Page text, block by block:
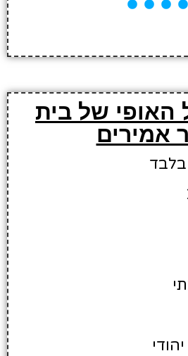
האופי של בית
אמירים